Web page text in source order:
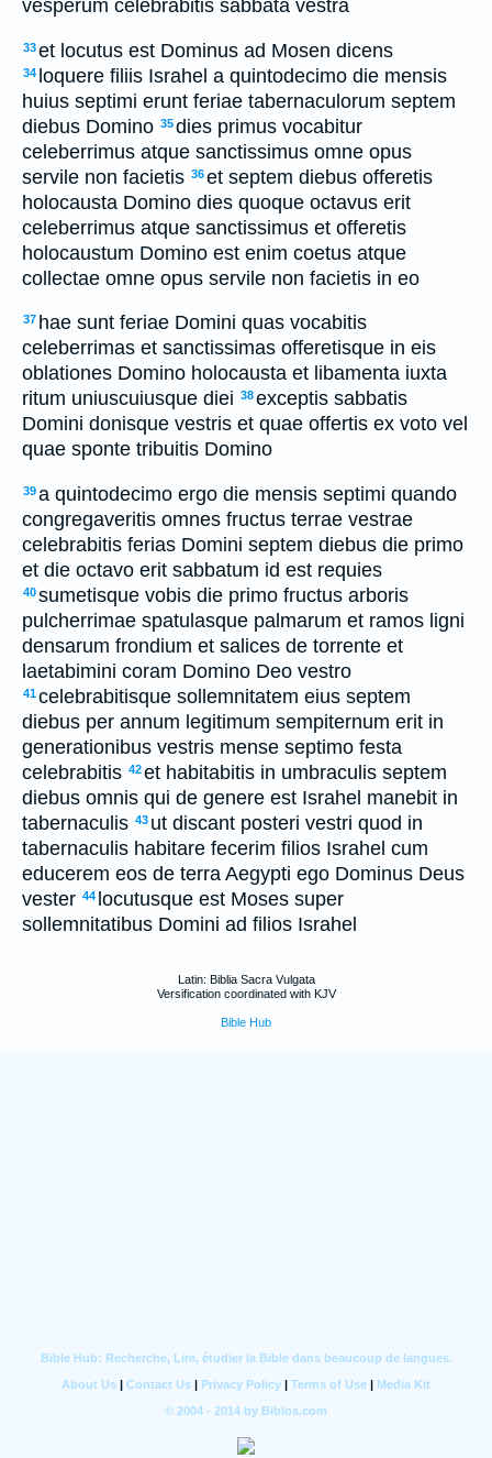
vesperum celebrabitis sabbata vestra
33et locutus est Dominus ad Mosen dicens
34 loquere filiis Israhel a quintodecimo die mensis
huius septimi erunt feriae tabernaculorum septem
diebus Domino 35dies primus vocabitur
celeberrimus atque sanctissimus omne opus
servile non facietis 36et septem diebus offeretis
holocausta Domino dies quoque octavus erit
celeberrimus atque sanctissimus et offeretis
holocaustum Domino est enim coetus atque
collectae omne opus servile non facietis in eo
37 hae sunt feriae Domini quas vocabitis
celeberrimas et sanctissimas offeretisque in eis
oblationes Domino holocausta et libamenta iuxta
ritum uniuscuiusque diei 38exceptis sabbatis
Domini donisque vestris et quae offertis ex voto vel
quae sponte tribuitis Domino
39a quintodecimo ergo die mensis septimi quando
congregaveritis omnes fructus terrae vestrae
celebrabitis ferias Domini septem diebus die primo
et die octavo erit sabbatum id est requies
40sumetisque vobis die primo fructus arboris
pulcherrimae spatulasque palmarum et ramos ligni
densarum frondium et salices de torrente et
laetabimini coram Domino Deo vestro
41celebrabitisque sollemnitatem eius septem
diebus per annum legitimum sempiternum erit in
generationibus vestris mense septimo festa
celebrabitis 42et habitabitis in umbraculis septem
diebus omnis qui de genere est Israhel manebit in
tabernaculis 43 ut discant posteri vestri quod in
tabernaculis habitare fecerim filios Israhel cum
educerem eos de terra Aegypti ego Dominus Deus
vester 44 locutusque est Moses super
sollemnitatibus Domini ad filios Israhel
Latin: Biblia Sacra Vulgata
Versification coordinated with KJV
Bible Hub